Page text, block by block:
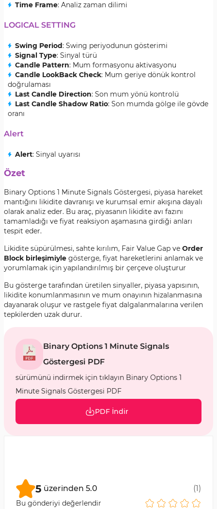
Time Frame: Analiz zaman dilimi
LOGICAL SETTING
Swing Period: Swing periyodunun gösterimi
Signal Type: Sinyal türü
Candle Pattern: Mum formasyonu aktivasyonu
Candle LookBack Check: Mum geriye dönük kontrol
doğrulaması
Last Candle Direction: Son mum yönü kontrolü
Last Candle Shadow Ratio: Son mumda gölge ile gövde
oranı
Alert
Alert: Sinyal uyarısı
Özet
Binary Options 1 Minute Signals Göstergesi, piyasa hareket
mantığını likidite davranışı ve kurumsal emir akışına dayalı
olarak analiz eder. Bu araç, piyasanın likidite avı fazını
tamamladığı ve fiyat reaksiyon aşamasına girdiği anları
tespit eder.
Likidite süpürülmesi, sahte kırılım, Fair Value Gap ve Order
Block birleşimiyle gösterge, fiyat hareketlerini anlamak ve
yorumlamak için yapılandırılmış bir çerçeve oluşturur
Bu gösterge tarafından üretilen sinyaller, piyasa yapısının,
likidite konumlanmasının ve mum onayının hizalanmasına
dayanarak oluşur ve rastgele fiyat dalgalanmalarına verilen
tepkilerden uzak durur.
Binary Options 1 Minute Signals
Göstergesi PDF
sürümünü indirmek için tıklayın Binary Options 1
Minute Signals Göstergesi PDF
PDF İndir
5 üzerinden 5.0 (1)
Bu gönderiyi değerlendir